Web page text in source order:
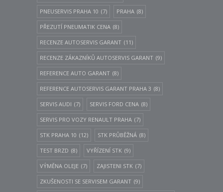
PNEUSERVIS PRAHA 10 (7) PRAHA (8)
PŘEZUTÍ PNEUMATIK CENA (8)
RECENZE AUTOSERVIS GARANT (11)
RECENZE ZÁKAZNÍKŮ AUTOSERVIS GARANT (9)
REFERENCE AUTO GARANT (8)
REFERENCE AUTOSERVIS GARANT PRAHA 3 (8)
SERVIS AUDI (7) SERVIS FORD CENA (8)
SERVIS PRO VOZY RENAULT PRAHA (7)
STK PRAHA 10 (12) STK PRŮBĚŽNÁ (8)
TEST BRZD (8) VYŘÍZENÍ STK (9)
VÝMĚNA OLEJE (7) ZAJISTENI STK (7)
ZKUŠENOSTI SE SERVISEM GARANT (9)